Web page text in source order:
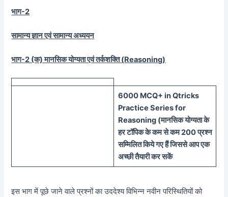
भाग-2
सामान्य ज्ञान एवं सामान्य अध्ययन
भाग-2 (क) मानसिक योग्यता एवं तर्कशक्ति (Reasoning)
6000 MCQ+ inQtricks
Practice Seriesfor
Reasoning (मानसिकयोग्यता के
हर टॉपिक के कम से कम 200 प्रश्न
सम्मिलित किये गए हैं जिससे आप एक
अच्छी तैयारी कर सकें
इस भाग में पूछे जाने वाले प्रश्नों का उददेश्य विभिन्न नवीन परिस्थितियों को